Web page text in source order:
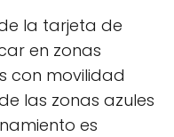
la tarjeta de
en zonas
con movilidad
las zonas azules
es